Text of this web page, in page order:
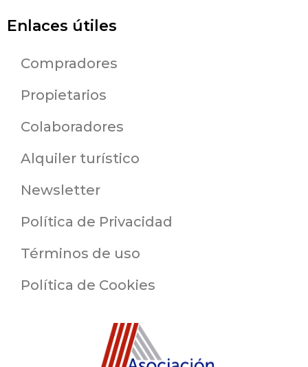
Enlaces útiles
Compradores
Propietarios
Colaboradores
Alquiler turístico
Newsletter
Política de Privacidad
Términos de uso
Política de Cookies